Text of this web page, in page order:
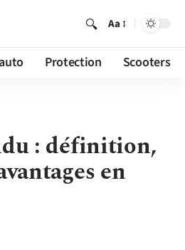
Aa
Protection Scooters
: définition,
en